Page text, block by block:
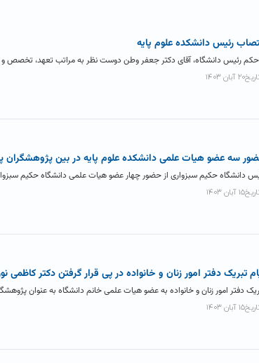
رئيس دانشکده علوم پايه
حکم رئیس دانشگاه، آقای دکتر جعفر وطن دوست نظر به مراتب تعهد، تخصص و
آبان ۱۴۰۳
سه عضو هیات علمی دانشکده علوم پایه در بین پژوهشگران
دانشگاه حکیم سبزواری از حضور چهار عضو هیات علمی دانشگاه حکیم
آبان ۱۴۰۳
تبریک دفتر امور زنان و خانواده در پی قرار گرفتن دکتر
دفتر امور زنان و خانواده به عضو هیات علمی خانم دانشگاه به عنوان
آبان ۱۴۰۳